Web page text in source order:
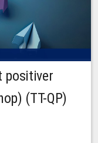
positiver
(TT-QP)